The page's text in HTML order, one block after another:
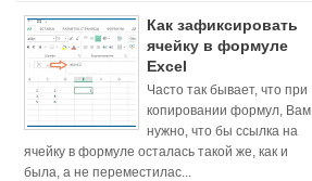
Как зафиксировать
ячейку в формуле
Excel
Часто так бывает, что при
копировании формул, Вам
нужно, что бы ссылка на
ячейку в формуле осталась такой же, как и
была, а не переместилас...